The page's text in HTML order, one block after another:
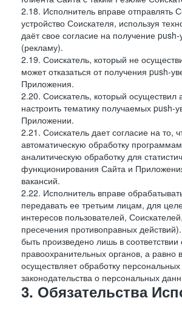
2.18. Исполнитель вправе
устройство Соискателя, используя
даёт свое согласие на получение
(рекламу).
2.19. Соискатель, который не
может отказаться от получения push-
Приложения.
2.20. Соискатель, который
настроить тематику получаемых push-
Приложении.
2.21. Соискатель дает согласие на
автоматическую обработку
аналитическую обработку для
функционирования Сайта и
вакансий.
2.22. Исполнитель вправе
передавать ее третьим лицам, для
интересов пользователей,
пресечения противоправных
быть произведено лишь в
правоохранительных органов, а равно
осуществляет обработку
законодательства о персональных
3. Обязательства